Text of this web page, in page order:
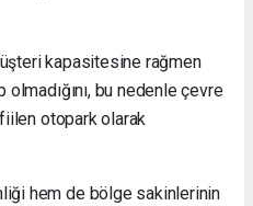
kapasitesine rağmen
bu nedenle çevre
otopark olarak
hem de bölge sakinlerinin